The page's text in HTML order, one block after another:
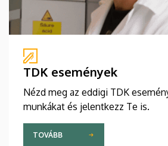
TDK események
Nézd meg az eddigi TDK
munkákat és jelentkezz Te is.
TOVÁBB